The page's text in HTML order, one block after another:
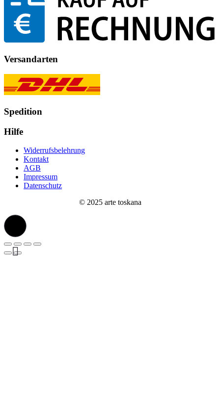
Versandarten
Spedition
Hilfe
Widerrufsbelehrung
Kontakt
AGB
Impressum
Datenschutz
© 2025 arte toskana